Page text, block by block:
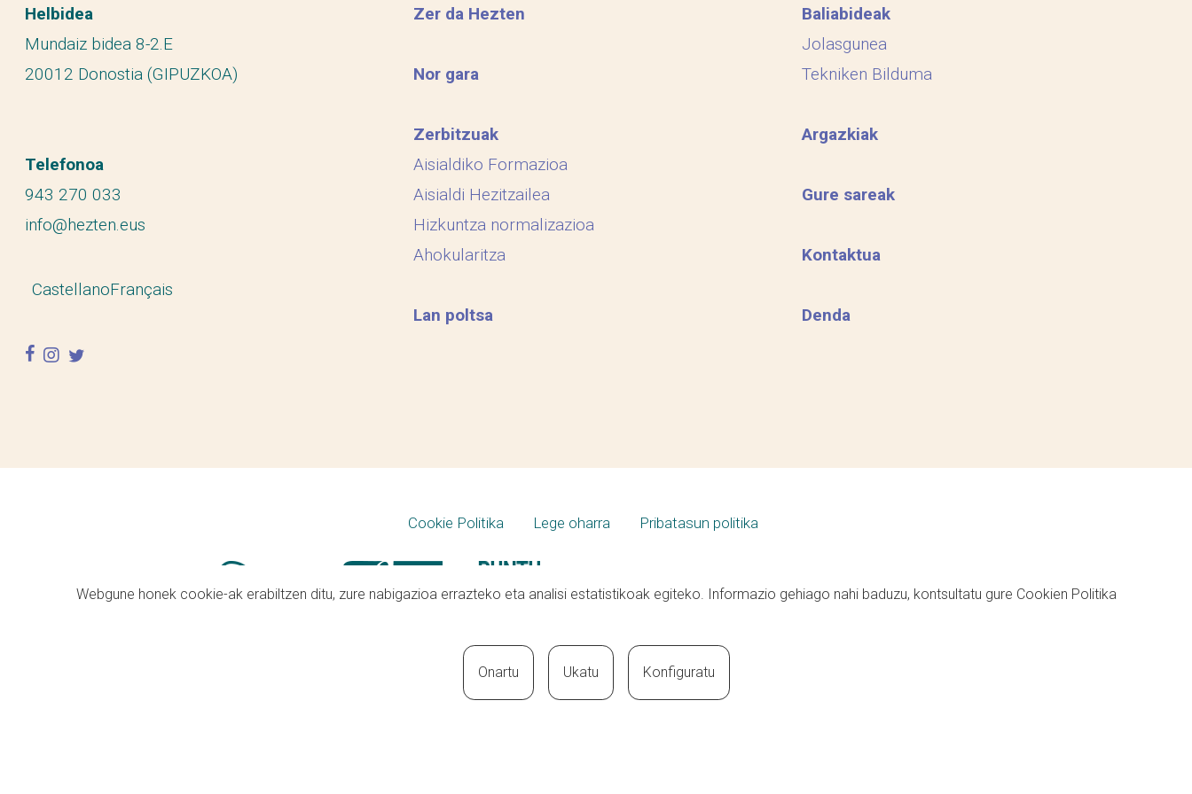
Helbidea
Mundaiz bidea 8-2.E
20012 Donostia (GIPUZKOA)
Telefonoa
943 270 033
info@hezten.eus
CastellanoFrançais
facebook
instagram
twitter
Zer da Hezten
Nor gara
Zerbitzuak
Aisialdiko Formazioa
Aisialdi Hezitzailea
Hizkuntza normalizazioa
Ahokularitza
Lan poltsa
Baliabideak
Jolasgunea
Tekniken Bilduma
Argazkiak
Gure sareak
Kontaktua
Denda
Cookie Politika Lege oharra Pribatasun politika
Webgune honek cookie-ak erabiltzen ditu, zure nabigazioa errazteko eta analisi estatistikoak egiteko. Informazio gehiago nahi baduzu, kontsultatu gure Cookien Politika
Onartu Ukatu Konfiguratu